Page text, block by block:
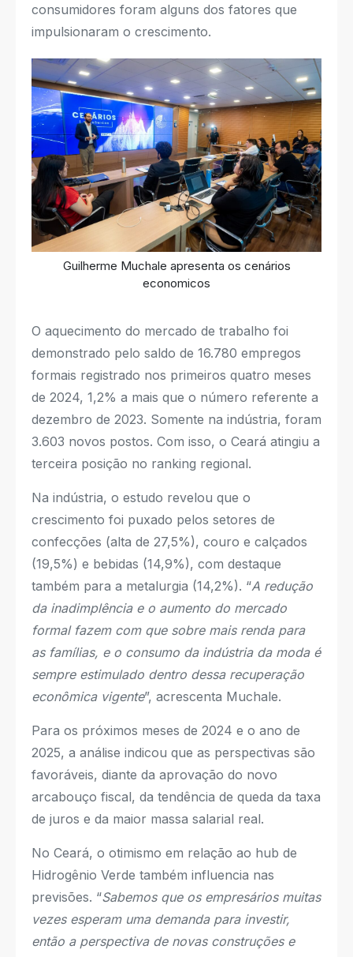
consumidores foram alguns dos fatores que
impulsionaram o crescimento.
Guilherme Muchale apresenta os cenários
economicos
O aquecimento do mercado de trabalho foi
demonstrado pelo saldo de 16.780 empregos
formais registrado nos primeiros quatro meses
de 2024, 1,2% a mais que o número referente a
dezembro de 2023. Somente na indústria, foram
3.603 novos postos. Com isso, o Ceará atingiu a
terceira posição no ranking regional.
Na indústria, o estudo revelou que o
crescimento foi puxado pelos setores de
confecções (alta de 27,5%), couro e calçados
(19,5%) e bebidas (14,9%), com destaque
também para a metalurgia (14,2%). “A redução
da inadimplência e o aumento do mercado
formal fazem com que sobre mais renda para
as famílias, e o consumo da indústria da moda é
sempre estimulado dentro dessa recuperação
econômica vigente”, acrescenta Muchale.
Para os próximos meses de 2024 e o ano de
2025, a análise indicou que as perspectivas são
favoráveis, diante da aprovação do novo
arcabouço fiscal, da tendência de queda da taxa
de juros e da maior massa salarial real.
No Ceará, o otimismo em relação ao hub de
Hidrogênio Verde também influencia nas
previsões. “Sabemos que os empresários muitas
vezes esperam uma demanda para investir,
então a perspectiva de novas construções e